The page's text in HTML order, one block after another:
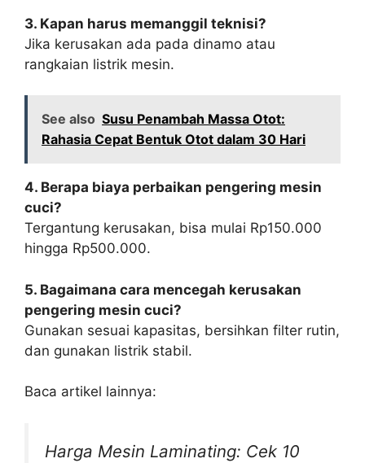
3. Kapan harus memanggil teknisi?
Jika kerusakan ada pada dinamo atau
rangkaian listrik mesin.
See also Susu Penambah Massa Otot:
Rahasia Cepat Bentuk Otot dalam 30 Hari
4. Berapa biaya perbaikan pengering mesin
cuci?
Tergantung kerusakan, bisa mulai Rp150.000
hingga Rp500.000.
5. Bagaimana cara mencegah kerusakan
pengering mesin cuci?
Gunakan sesuai kapasitas, bersihkan filter rutin,
dan gunakan listrik stabil.
Baca artikel lainnya:
Harga Mesin Laminating: Cek 10